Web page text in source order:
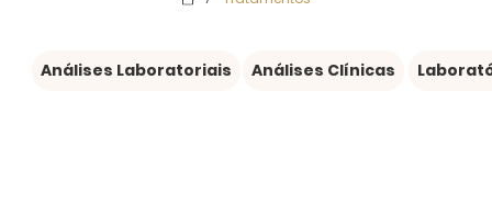
Análises Laboratoriais Análises Clínicas